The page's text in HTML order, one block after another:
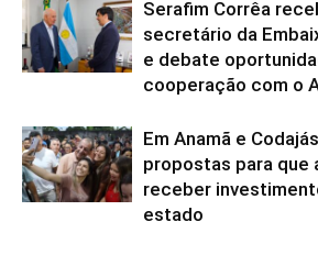
Serafim Corrêa
secretário da
e debate
cooperação com o
Em Anamã e
propostas para que
receber
estado